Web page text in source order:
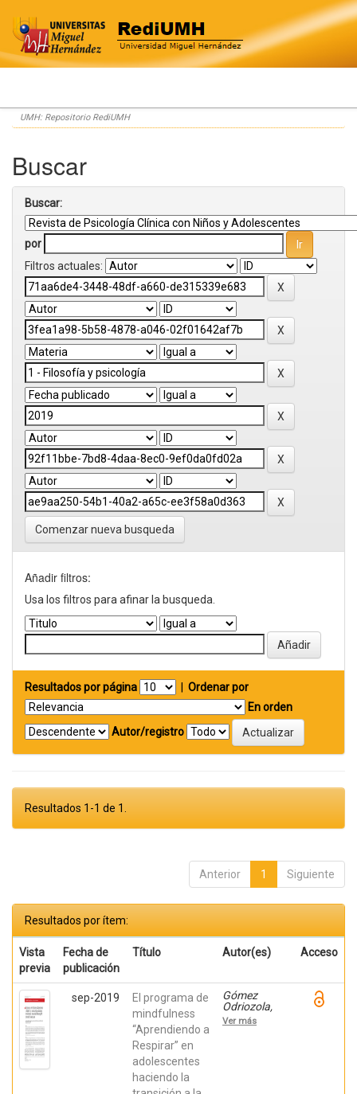
Skip
navigation
UMH: Repositorio RediUMH
Buscar
Buscar:
por
Filtros actuales:
Comenzar nueva busqueda
Añadir filtros:
Usa los filtros para afinar la busqueda.
Resultados por página
Ordenar por
En orden
Autor/registro
Resultados 1-1 de 1.
Anterior 1 Siguiente
Resultados por ítem:
Vista
previa
Fecha de
publicación
Título Autor(es) Acceso
sep-2019
El programa de
mindfulness
“Aprendiendo a
Respirar” en
adolescentes
haciendo la
Gómez
Odriozola,
Joana;
Calvete
Ver más